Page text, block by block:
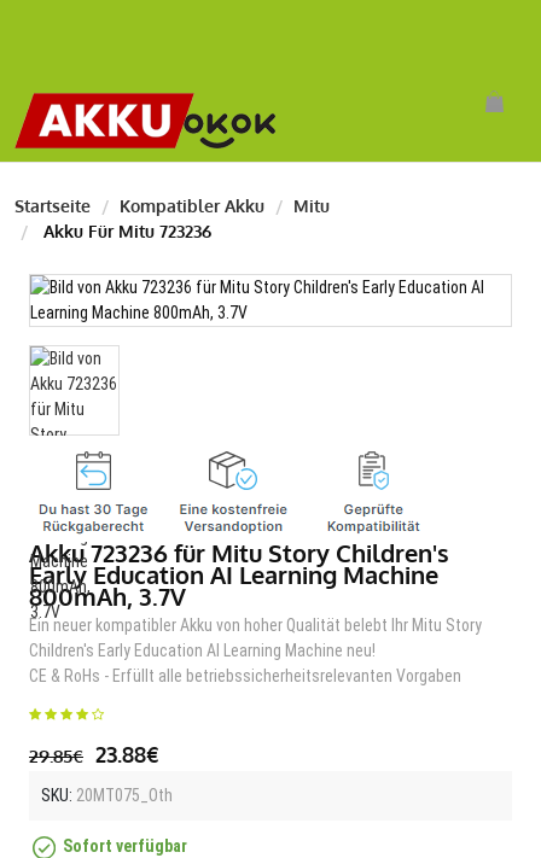
Startseite Kompatibler Akku
Mitu
Akku Für Mitu 723236
Akku 723236 für Mitu Story Children's
Early Education AI Learning Machine
800mAh, 3.7V
Ein neuer kompatibler Akku von hoher Qualität belebt Ihr Mitu Story
Children's Early Education AI Learning Machine neu!
CE & RoHs - Erfüllt alle betriebssicherheitsrelevanten Vorgaben
29.85€ 23.88€
SKU: 20MT075_Oth
Sofort verfügbar